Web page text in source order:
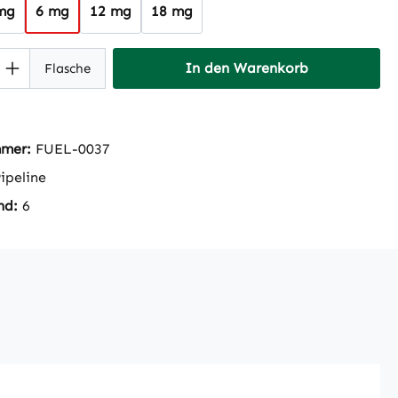
6 mg 12 mg 18 mg
Anzahl: Gib den gewünschten Wert
Flasche In den Warenkorb
FUEL-0037
6